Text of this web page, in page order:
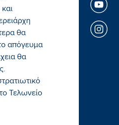
θα
απόγευμα
θα
Τελωνείο